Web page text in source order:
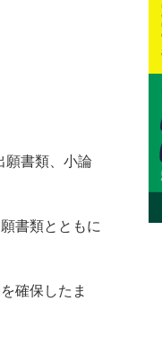
願書類、小論
書類とともに
確保したま